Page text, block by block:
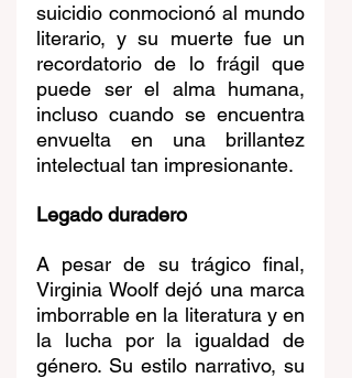
suicidio conmocionó al mundo
literario, y su muerte fue un
recordatorio de lo frágil que
puede ser el alma humana,
incluso cuando se encuentra
envuelta en una brillantez
intelectual tan impresionante.
Legado duradero
A pesar de su trágico final,
Virginia Woolf dejó una marca
imborrable en la literatura y en
la lucha por la igualdad de
género. Su estilo narrativo, su